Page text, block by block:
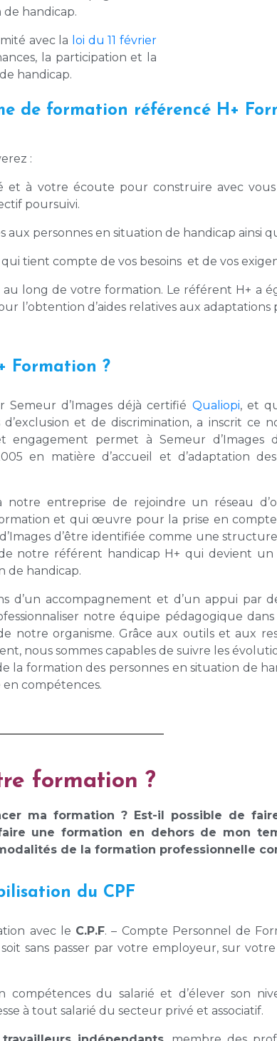
handicap.
avec la loi du 11 février
la participation et la
handicap.
de formation référencé H+
:
à votre écoute pour construire avec
poursuivi.
personnes en situation de handicap ainsi
tient compte de vos besoins et de vos
long de votre formation. Le référent H+ a
l’obtention d’aides relatives aux
Formation ?
d’Images déjà certifié Qualiopi, et
et de discrimination, a inscrit ce
engagement permet à Semeur d’Images
en matière d’accueil et d’adaptation
entreprise de rejoindre un réseau
et qui œuvre pour la prise en
d’être identifiée comme une
notre référent handicap H+ qui devient
de handicap.
d’un accompagnement et d’un appui par
notre équipe pédagogique dans
notre organisme. Grâce aux outils et aux
nous sommes capables de suivre les
la formation des personnes en situation de
compétences.
formation ?
ma formation ? Est-il possible de
une formation en dehors de mon
de la formation professionnelle
du CPF
avec le C.P.F. – Compte Personnel de
sans passer par votre employeur, sur
compétences du salarié et d’élever son
à tout salarié du secteur privé et associatif.